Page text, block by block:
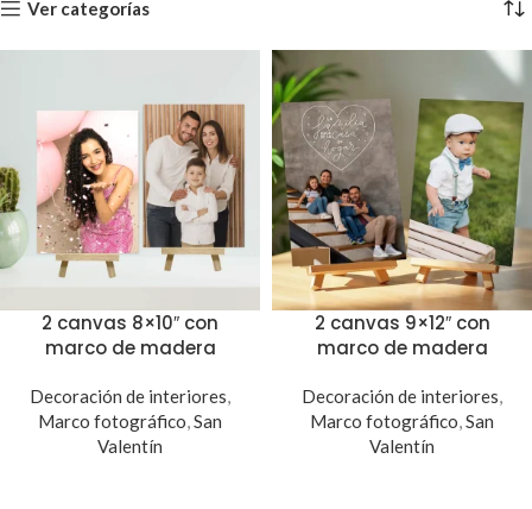
Ver categorías
2 canvas 8×10″ con
marco de madera
Decoración de interiores,
Marco fotográfico,San
Valentín
2 canvas 9×12″ con
marco de madera
Decoración de interiores,
Marco fotográfico,San
Valentín